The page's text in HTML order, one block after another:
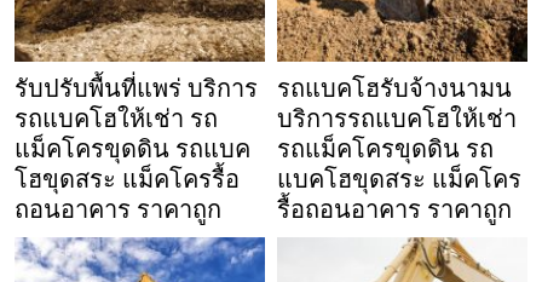
รับปรับพื้นที่แพร่ บริการ
รถแบคโฮให้เช่า รถ
แม็คโครขุดดิน รถแบค
โฮขุดสระ แม็คโครรื้อ
ถอนอาคาร ราคาถูก
รถแบคโฮรับจ้างนามน
บริการรถแบคโฮให้เช่า
รถแม็คโครขุดดิน รถ
แบคโฮขุดสระ แม็คโคร
รื้อถอนอาคาร ราคาถูก